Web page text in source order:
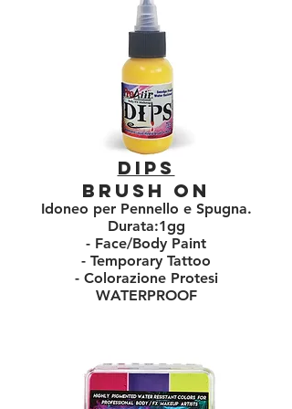
DIPS
BRUSH ON
Idoneo per Pennello e Spugna.
Durata:1gg
- Face/Body Paint
- Temporary Tattoo
- Colorazione Protesi
WATERPROOF